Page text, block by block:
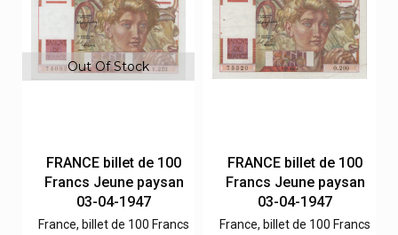
Out Of Stock
FRANCE billet de 100
Francs Jeune paysan
03-04-1947
France, billet de 100 Francs
FRANCE billet de 100
Francs Jeune paysan
03-04-1947
France, billet de 100 Francs